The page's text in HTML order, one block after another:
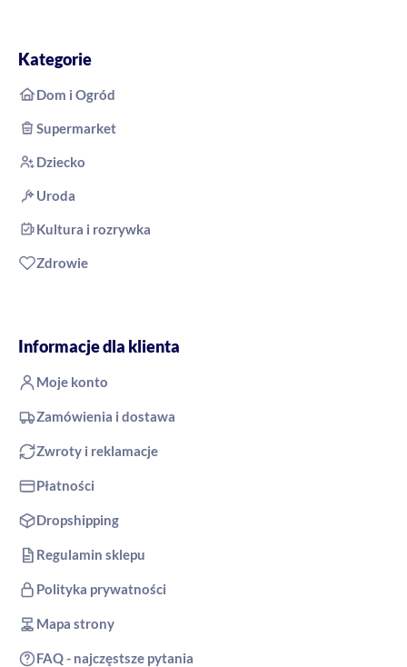
Kategorie
Dom i Ogród
Supermarket
Dziecko
Uroda
Kultura i rozrywka
Zdrowie
Informacje dla klienta
Moje konto
Zamówienia i dostawa
Zwroty i reklamacje
Płatności
Dropshipping
Regulamin sklepu
Polityka prywatności
Mapa strony
FAQ - najczęstsze pytania